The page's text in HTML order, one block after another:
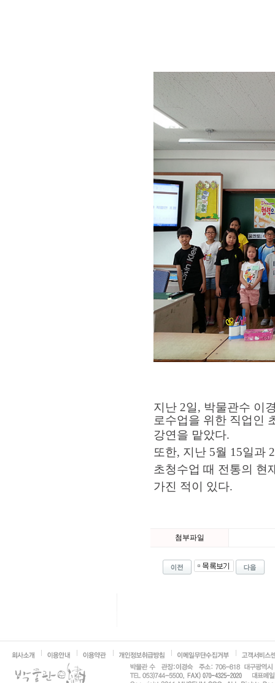
지난 2일, 박물관수 이
로수업을 위한 직업인
강연을 맡았다.
또한, 지난 5월 15일과
초청수업 때 전통의 현
가진 적이 있다.
첨부파일